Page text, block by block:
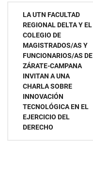
Navegación
entradas
LA UTN FACULTAD
REGIONAL DELTA Y EL
COLEGIO DE
MAGISTRADOS/AS Y
FUNCIONARIOS/AS DE
ZÁRATE-CAMPANA
INVITAN A UNA
CHARLA SOBRE
INNOVACIÓN
TECNOLÓGICA EN EL
EJERCICIO DEL
DERECHO